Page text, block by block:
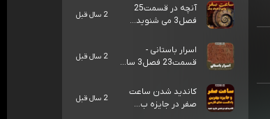
آنچه در قسمت25
فصل3 می شنوید...
2 سال قبل
اسرار باستانی -
قسمت23 فصل3 سا...
2 سال قبل
کاندید شدن ساعت
صفر در جایزه ب...
2 سال قبل